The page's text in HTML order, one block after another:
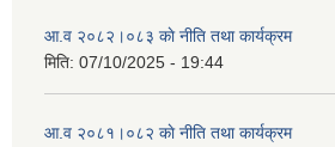
आ.व २०८२।०८३ काे नीति तथा कार्यक्रम
मिति: 07/10/2025 - 19:44
आ.व २०८१।०८२ काे नीति तथा कार्यक्रम